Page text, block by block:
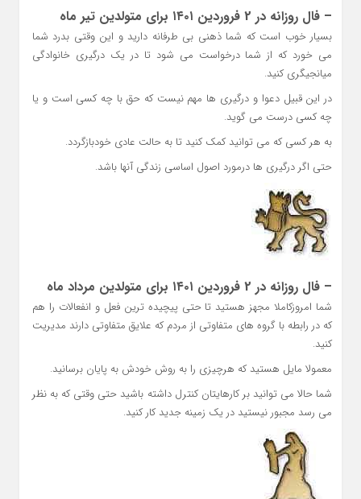
– فال روزانه در 2 فروردین ۱۴۰۱ برای متولدین تیر ماه
بسیار خوب است که شما ذهنی بی طرفانه دارید و این وقتی بدرد شما
می خورد که از شما درخواست می شود تا در یک درگیری خانوادگی
میانجیگری کنید.
در این قبیل دعوا و درگیری ها مهم نیست که حق با چه کسی است و یا
چه کسی درست می گوید.
به هر کسی که می توانید کمک کنید تا به حالت عادی خودبازگردد.
حتی اگر درگیری ها درمورد اصول اساسی زندگی آنها باشد.
– فال روزانه در 2 فروردین ۱۴۰۱ برای متولدین مرداد ماه
شما امروزکاملا مجهز هستید تا حتی پیچیده ترین فعل و انفعالات را هم
که در رابطه با گروه های متفاوتی از مردم که علایق متفاوتی دارند مدیریت
کنید.
معمولا مایل هستید که هرچیزی را به روش خودش به پایان برسانید.
شما حالا می توانید بر کارهایتان کنترل داشته باشید حتی وقتی که به نظر
می رسد مجبور نیستید در یک زمینه جدید کار کنید.